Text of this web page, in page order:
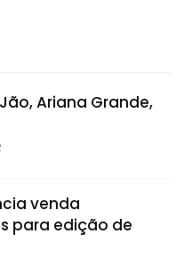
Ariana Grande,
venda
para edição de